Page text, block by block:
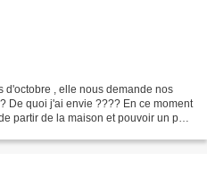
d'octobre , elle nous demande nos
De quoi j'ai envie ???? En ce moment
partir de la maison et pouvoir un peu